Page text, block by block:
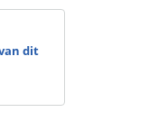
dit